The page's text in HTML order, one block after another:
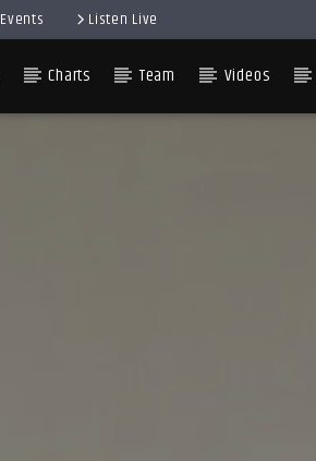
Events Listen Live
Charts Team Videos